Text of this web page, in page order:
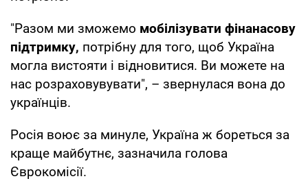
"Разом ми зможемо мобілізувати фінанасову
підтримку, потрібну для того, щоб Україна
могла вистояти і відновитися. Ви можете на
нас розраховувувати", – звернулася вона до
українців.
Росія воює за минуле, Україна ж бореться за
краще майбутнє, зазначила голова
Єврокомісії.